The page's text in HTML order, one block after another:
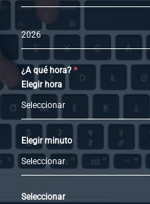
2026
¿A qué hora? *
Elegir hora
Seleccionar
Elegir minuto
Seleccionar
Seleccionar